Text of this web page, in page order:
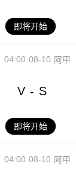
即将开始
08-10
04:00 阿甲
V - S
即将开始
08-10
04:00 阿甲